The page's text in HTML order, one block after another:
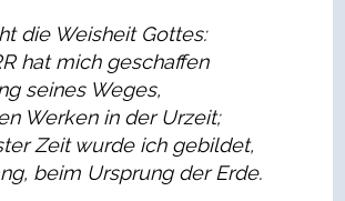
die Weisheit Gottes:
hat mich geschaffen
seines Weges,
Werken in der Urzeit;
Zeit wurde ich gebildet,
beim Ursprung der Erde.